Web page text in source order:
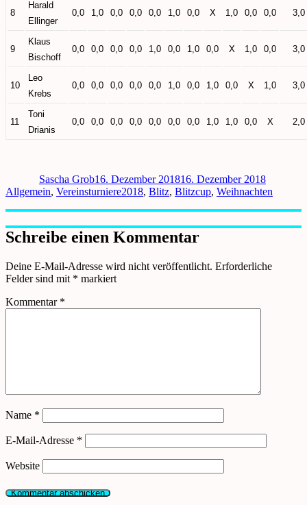
8
Harald
Ellinger
0,0 1,0 0,0 0,0 0,0 1,0 0,0 X 1,0 0,0 0,0 3,0
9
Klaus
Bischoff
0,0 0,0 0,0 0,0 1,0 0,0 1,0 0,0 X 1,0 0,0 3,0
10
Leo
Krebs
0,0 0,0 0,0 0,0 0,0 1,0 0,0 1,0 0,0 X 1,0 3,0
11
Toni
Drianis
0,0 0,0 0,0 0,0 0,0 0,0 0,0 1,0 1,0 0,0 X 2,0
Sascha Grob16. Dezember 201816. Dezember 2018
Allgemein, VereinsturniereSchlagwörter
2018, Blitz, Blitzcup, Weihnachten
Schreibe einen Kommentar
Deine E-Mail-Adresse wird nicht veröffentlicht. Erforderliche
Felder sind mit * markiert
Kommentar *
Name *
E-Mail-Adresse *
Website